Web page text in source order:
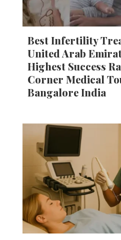
Best Infertility
United Arab
Highest Success
Corner Medical
Bangalore India